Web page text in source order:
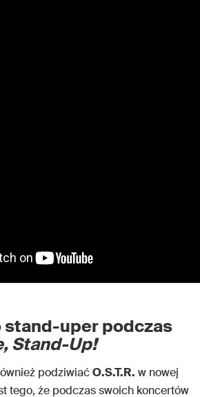
stand-uper podczas
Stand-Up!
podziwiaćO.S.T.R. w nowej
tego, że podczas swoich koncertów